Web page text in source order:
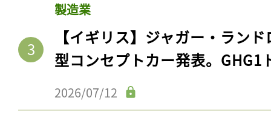
製造業
【イギリス】ジャガー・ラン
型コンセプトカー発表。GHG1
2026/07/12